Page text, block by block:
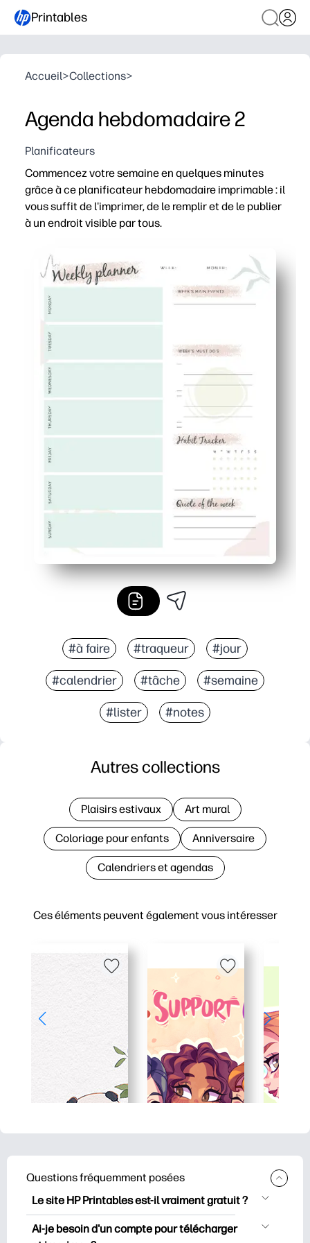
Printables
Accueil>Collections>
Agenda hebdomadaire 2
Planificateurs
Commencez votre semaine en quelques minutes
grâce à ce planificateur hebdomadaire imprimable : il
vous suffit de l'imprimer, de le remplir et de le publier
à un endroit visible par tous.
Configuration sans préparation : il vous suffit
Affichage hebdomadaire clair : les sections
Renforce l'autonomie : les enfants cochent leurs
Flexible pour la maison ou la classe : utilisez-le pour
#à faire #traqueur #jour
#calendrier #tâche #semaine
#lister #notes
Ces éléments peuvent également vous intéresser
Autres collections
Plaisirs estivaux Art mural
Coloriage pour enfants Anniversaire
Calendriers et agendas
Questions fréquemment posées
Le site HP Printables est-il vraiment gratuit ?
HP Printables propose plus de 2500
documents imprimables gratuits à
Ai-je besoin d'un compte pour télécharger